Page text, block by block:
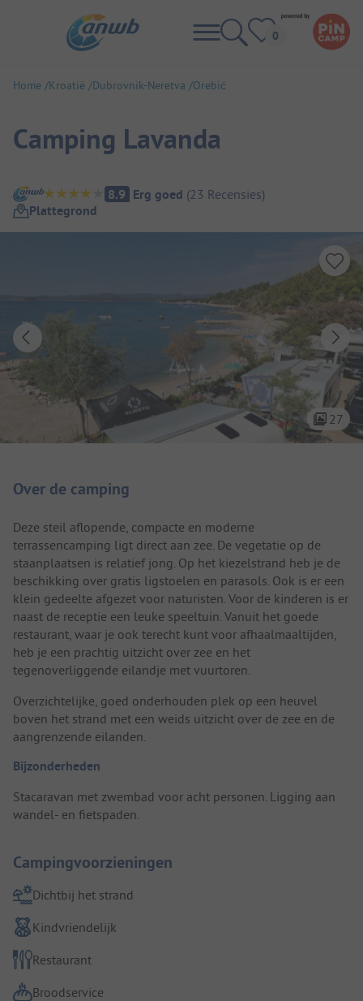
Home Kroatië Dubrovnik-Neretva Orebić
Camping Lavanda
Camping overzicht
8.9 Erg goed (23 Recensies)
Plattegrond
27
Over de camping
Deze steil aflopende, compacte en moderne
terrassencamping ligt direct aan zee. De vegetatie op de
staanplaatsen is relatief jong. Op het kiezelstrand heb je de
beschikking over gratis ligstoelen en parasols. Ook is er een
klein gedeelte afgezet voor naturisten. Voor de kinderen is er
naast de receptie een leuke speeltuin. Vanuit het goede
restaurant, waar je ook terecht kunt voor afhaalmaaltijden,
heb je een prachtig uitzicht over zee en het
tegenoverliggende eilandje met vuurtoren.
Overzichtelijke, goed onderhouden plek op een heuvel
boven het strand met een weids uitzicht over de zee en de
aangrenzende eilanden.
Bijzonderheden
Stacaravan met zwembad voor acht personen. Ligging aan
wandel- en fietspaden.
Campingvoorzieningen
Dichtbij het strand
Kindvriendelijk
Restaurant
Broodservice